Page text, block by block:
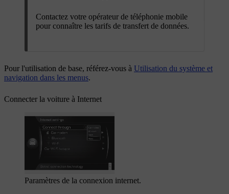
Contactez votre opérateur de téléphonie mobile
pour connaître les tarifs de transfert de données.
Pour l'utilisation de base, référez-vous à Utilisation du système et
navigation dans les menus.
Connecter la voiture à Internet
Paramètres de la connexion internet.